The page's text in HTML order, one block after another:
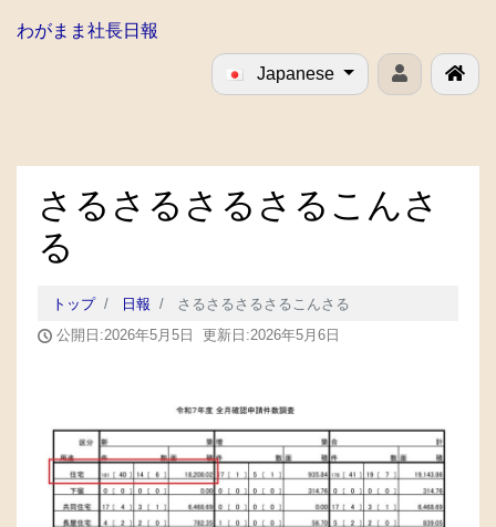
わがまま社長日報
Japanese
さるさるさるさるこんさ
る
トップ 日報
さるさるさるさるこんさる
公開日:2026年5月5日 更新日:2026年5月6日